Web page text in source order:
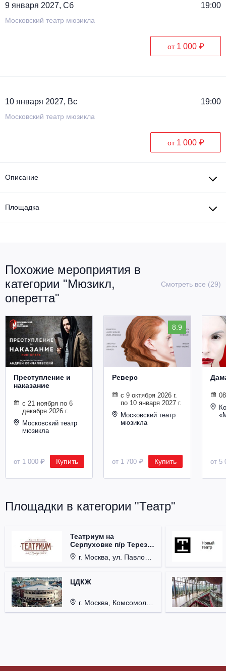
9 января 2027, Сб 19:00
Московский театр мюзикла
от 1 000 ₽
10 января 2027, Вс 19:00
Московский театр мюзикла
от 1 000 ₽
Описание
Площадка
Похожие мероприятия в
категории "Мюзикл,
оперетта"
Смотреть все (29)
Преступление и
наказание
с 21 ноября по 6
декабря 2026 г.
Московский театр
мюзикла
от 1 000 ₽ Купить
8.9
Реверс
с 9 октября 2026 г.
по 10 января 2027 г.
Московский театр
мюзикла
от 1 700 ₽ Купить от 5
Площадки в категории "Театр"
Театриум на
Серпуховке п/р Терезы
Дуровой
г. Москва, ул. Павловская, д. 6.
ЦДКЖ
г. Москва, Комсомольская пл., д. 4.